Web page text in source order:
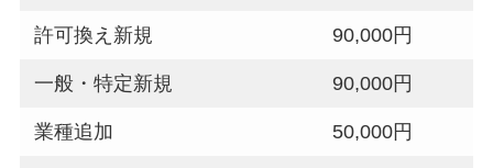
許可換え新規 90,000円
一般・特定新規 90,000円
業種追加 50,000円